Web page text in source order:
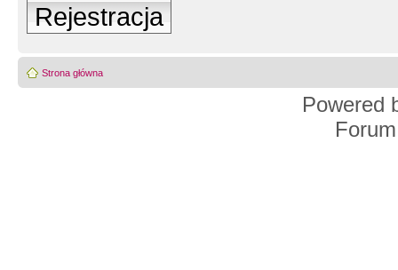
Rejestracja
Strona główna
Powered